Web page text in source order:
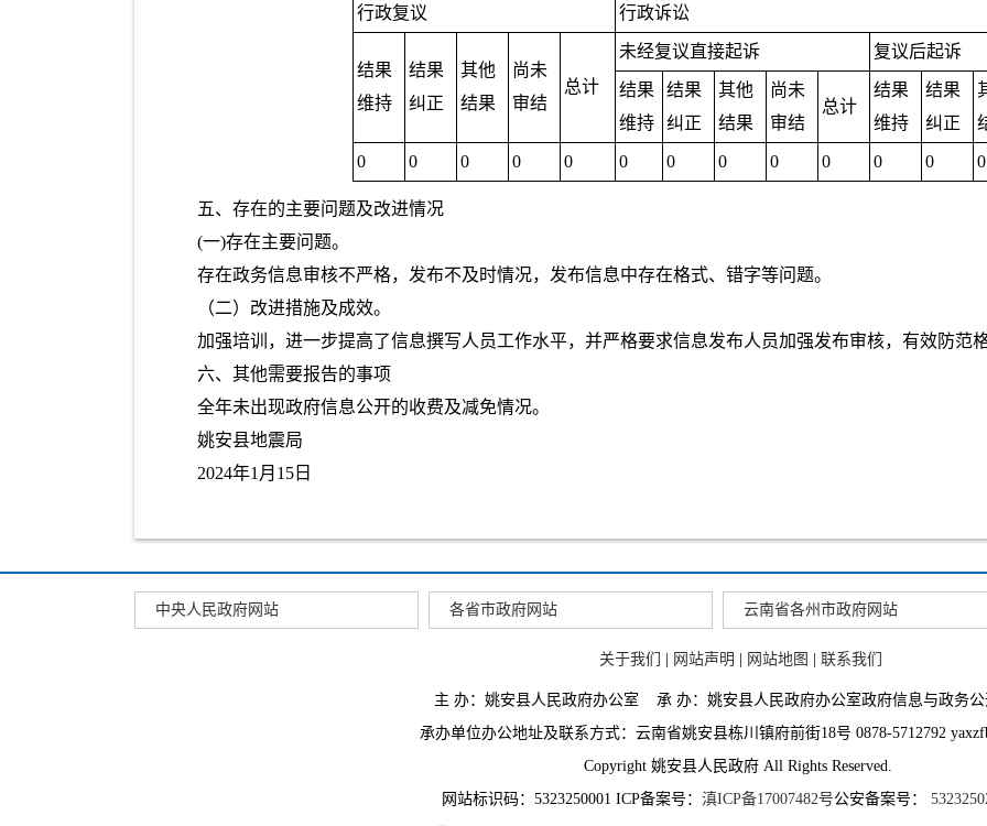
行政复议 行政诉讼
结果
维持
结果
纠正
其他
结果
尚未
审结
总计
未经复议直接起诉 复议后起诉
结果
维持
结果
纠正
其他
结果
尚未
审结
总计
结果
维持
结果
纠正
0 0 0 0 0 0 0 0 0 0 0 0 0
五、存在的主要问题及改进情况
(一)存在主要问题。
存在政务信息审核不严格，发布不及时情况，发布信息中存在格式、错字等问题。
（二）改进措施及成效。
加强培训，进一步提高了信息撰写人员工作水平，并严格要求信息发布人员加强发布审核，有效防范
六、其他需要报告的事项
全年未出现政府信息公开的收费及减免情况。
姚安县地震局
2024年1月15日
中央人民政府网站 各省市政府网站 云南省各州市政府网站
关于我们 网站声明 网站地图 联系我们
主 办：姚安县人民政府办公室 承 办：姚安县人民政府办公室政府信息与政务
承办单位办公地址及联系方式：云南省姚安县栋川镇府前街18号 0878-5712792
Copyright 姚安县人民政府 All Rights Reserved.
网站标识码：5323250001 ICP备案号： 滇ICP备17007482号公安备案号：